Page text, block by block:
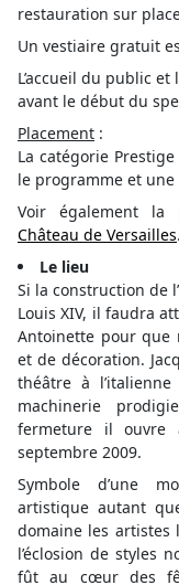
restauration sur
Un vestiaire gratuit
L’accueil du public
avant le début du
Placement :
La catégorie
le programme et
Voir également la
Château de Versailles.
Le lieu
Si la construction de
Louis XIV, il faudra
Antoinette pour que
et de décoration.
théâtre à
machinerie
fermeture il ouvre
septembre 2009.
Symbole d’une
artistique autant
domaine les artistes
l’éclosion de styles
fût au cœur des